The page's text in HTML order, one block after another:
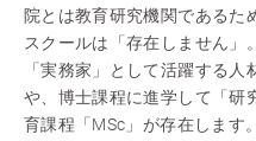
院とは教育研究機関であるた
スクールは「存在しません」
「実務家」として活躍する人
や、博士課程に進学して「研
育課程「MSc」が存在します